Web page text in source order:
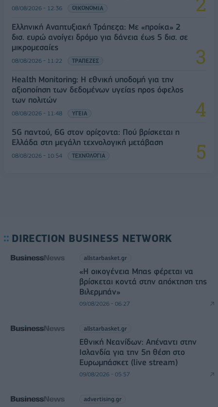
08/08/2026 - 12:36 ΟΙΚΟΝΟΜΙΑ
Ελληνική Αναπτυξιακή Τράπεζα: Με «προίκα» 2
δισ. ευρώ ανοίγει δρόμο για δάνεια έως 5 δισ. σε
μικρομεσαίες
08/08/2026 - 11:22 ΤΡΑΠΕΖΕΣ
Health Monitoring: Η εθνική υποδομή για την
αξιοποίηση των δεδομένων υγείας προς όφελος
των πολιτών
08/08/2026 - 11:48 ΥΓΕΙΑ
5G παντού, 6G στον ορίζοντα: Πού βρίσκεται η
Ελλάδα στη μεγάλη τεχνολογική μετάβαση
08/08/2026 - 10:54 ΤΕΧΝΟΛΟΓΙΑ
DIRECTION BUSINESS NETWORK
allstarbasket.gr
«Η οικογένεια Μπας φέρεται να
βρίσκεται κοντά στην απόκτηση της
Βιλερμπάν»
09/08/2026 - 06:27
allstarbasket.gr
Εθνική Νεανίδων: Απέναντι στην
Ισλανδία για την 5η θέση στο
Ευρωμπάσκετ (live stream)
09/08/2026 - 05:57
advertising.gr